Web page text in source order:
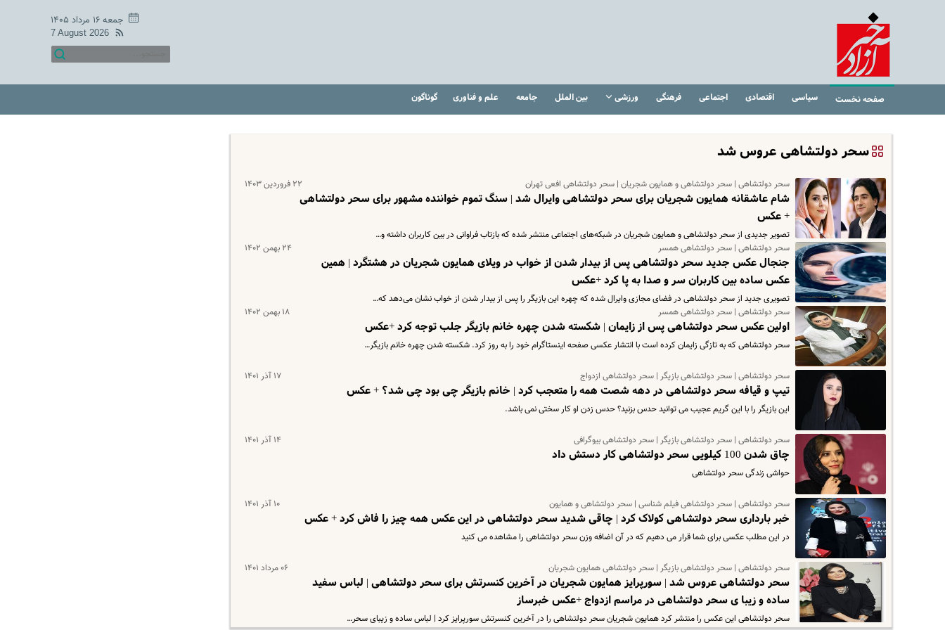
جمعه ۱۶ مرداد ۱۴۰۵
7 August 2026
صفحه نخست سیاسی اقتصادی اجتماعی فرهنگی ورزشی بین الملل جامعه علم و فناوری گوناگون
سحر دولتشاهی عروس شد
سحر دولتشاهی | سحر دولتشاهی و همایون شجریان | سحر دولتشاهی افعی تهران ۲۲ فروردین ۱۴۰۳
شام عاشقانه همایون شجریان برای سحر دولتشاهی وایرال شد | سنگ تموم خواننده مشهور برای سحر دولتشاهی
+ عکس
تصویر جدیدی از سحر دولتشاهی و همایون شجریان در شبکه‌های اجتماعی منتشر شده که بازتاب فراوانی در بین کاربران داشته و…
سحر دولتشاهی | سحر دولتشاهی همسر
۲۴ بهمن ۱۴۰۲
جنجال عکس جدید سحر دولتشاهی پس از بیدار شدن از خواب در ویلای همایون شجریان در هشتگرد | همین
عکس ساده بین کاربران سر و صدا به پا کرد +عکس
تصویری جدید از سحر دولتشاهی در فضای مجازی وایرال شده که چهره این بازیگر را پس از بیدار شدن از خواب نشان می‌دهد که…
سحر دولتشاهی | سحر دولتشاهی همسر
۱۸ بهمن ۱۴۰۲
اولین عکس سحر دولتشاهی پس از زایمان | شکسته شدن چهره خانم بازیگر جلب توجه کرد +عکس
سحر دولتشاهی که به تازگی زایمان کرده است با انتشار عکسی صفحه اینستاگرام خود را به روز کرد. شکسته شدن چهره خانم بازیگر…
سحر دولتشاهی | سحر دولتشاهی بازیگر | سحر دولتشاهی ازدواج ۱۷ آذر ۱۴۰۱
تیپ و قیافه سحر دولتشاهی در دهه شصت همه را متعجب کرد | خانم بازیگر چی بود چی شد؟ + عکس
این بازیگر را با این گریم عجیب می توانید حدس بزنید؟ حدس زدن او کار سختی نمی باشد.
سحر دولتشاهی | سحر دولتشاهی بازیگر | سحر دولتشاهی بیوگرافی ۱۴ آذر ۱۴۰۱
چاق شدن 100 کیلویی سحر دولتشاهی کار دستش داد
حواشی زندگی سحر دولتشاهی
سحر دولتشاهی | سحر دولتشاهی فیلم شناسی | سحر دولتشاهی و همایون ۱۰ آذر ۱۴۰۱
خبر بارداری سحر دولتشاهی کولاک کرد | چاقی شدید سحر دولتشاهی در این عکس همه چیز را فاش کرد + عکس
در این مطلب عکسی برای شما قرار می دهیم که در آن اضافه وزن سحر دولتشاهی را مشاهده می کنید
سحر دولتشاهی | سحر دولتشاهی بازیگر | سحر دولتشاهی همایون شجریان ۰۶ مرداد ۱۴۰۱
سحر دولتشاهی عروس شد | سورپرایز همایون شجریان در آخرین کنسرتش برای سحر دولتشاهی | لباس سفید
ساده و زیبا ی سحر دولتشاهی در مراسم ازدواج +عکس خبرساز
سحر دولتشاهی این عکس را منتشر کرد همایون شجریان سحر دولتشاهی را در آخرین کنسرتش سورپرایز کرد | لباس ساده و زیبای سحر…